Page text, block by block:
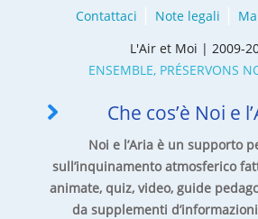
Contattaci Note legali
L'Air et Moi | 2009-
ENSEMBLE, PRÉSERVONS
Che cos’è Noi e
Noi e l’Aria è un supporto
sull’inquinamento atmosferico
animate, quiz, video, guide
da supplementi